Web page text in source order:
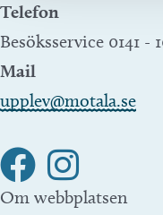
Telefon
Besöksservice 0141 -
Mail
upplev@motala.se
Om webbplatsen